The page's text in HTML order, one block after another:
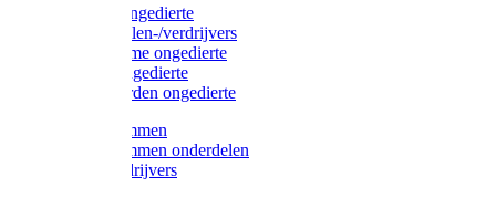
Diversen ongedierte
Insectenvallen-/verdrijvers
Protect Home ongedierte
Solabiol ongedierte
Protect Garden ongedierte
Mollenklemmen
Mollenklemmen onderdelen
Mollenverdrijvers